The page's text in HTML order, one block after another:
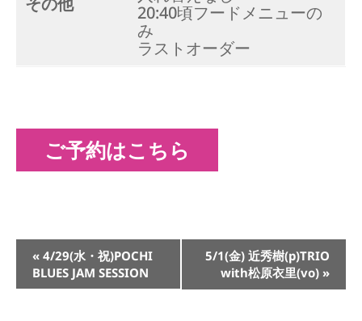
20:40頃フードメニューの
み
ラストオーダー
ご予約はこちら
イ
ベ
ン
« 4/29(水・祝)POCHI
BLUES JAM SESSION
5/1(金) 近秀樹(p)TRIO
with松原衣里(vo) »